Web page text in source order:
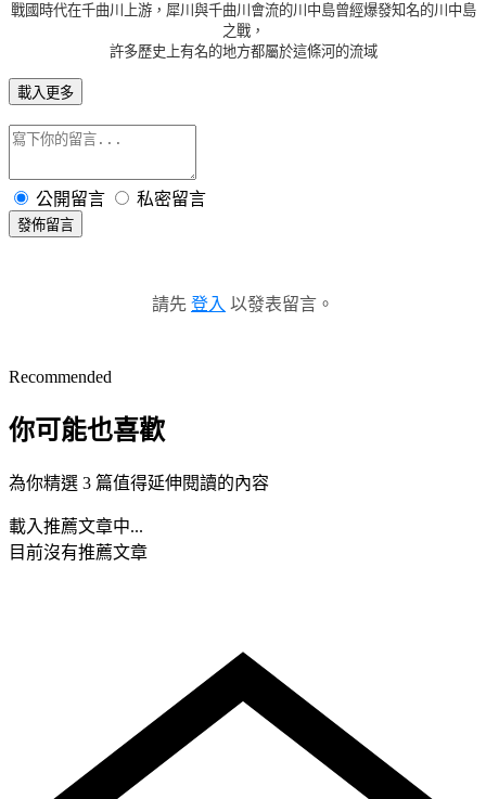
戰國時代在千曲川上游， 犀川與千曲川會流的川中島曾經爆發知名的川中島
之戰，
許多歷史上有名的地方都屬於這條河的流域
載入更多
公開留言 私密留言
發佈留言
請先 登入 以發表留言。
Recommended
你可能也喜歡
為你精選 3 篇值得延伸閱讀的內容
載入推薦文章中...
目前沒有推薦文章